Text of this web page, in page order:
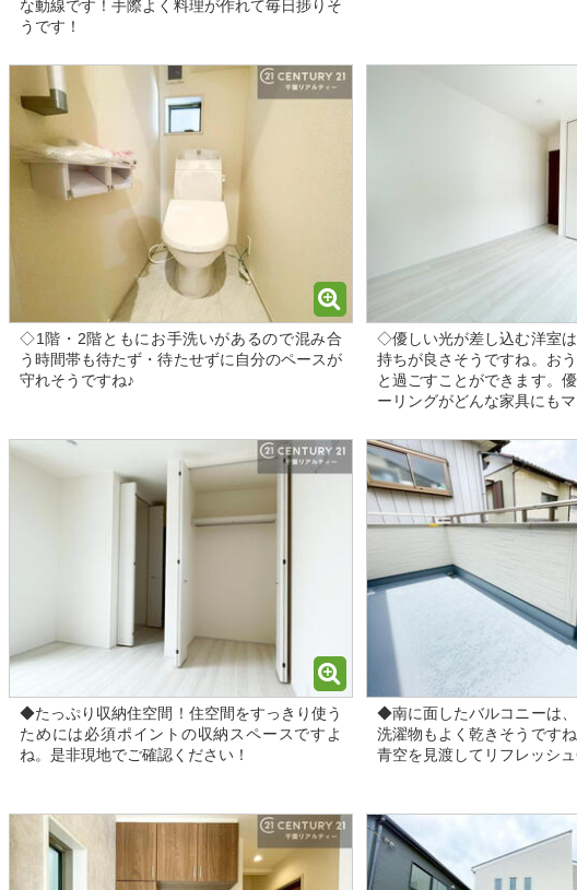
な動線です！手際よく料理が作れて毎日捗りそ
うです！
◇1階・2階ともにお手洗いがあるので混み合
う時間帯も待たず・待たせずに自分のペースが
守れそうですね♪
◇優しい光が差し込む洋室
持ちが良さそうですね。お
と過ごすことができます。
ーリングがどんな家具にもマ
◆たっぷり収納住空間！住空間をすっきり使う
ためには必須ポイントの収納スペースですよ
ね。是非現地でご確認ください！
◆南に面したバルコニーは
洗濯物もよく乾きそうです
青空を見渡してリフレッシ